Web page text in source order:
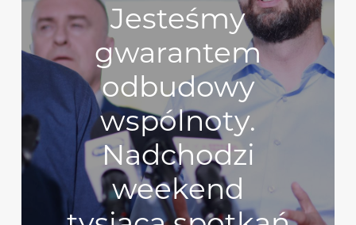
Jesteśmy
gwarantem
odbudowy
wspólnoty.
Nadchodzi
weekend